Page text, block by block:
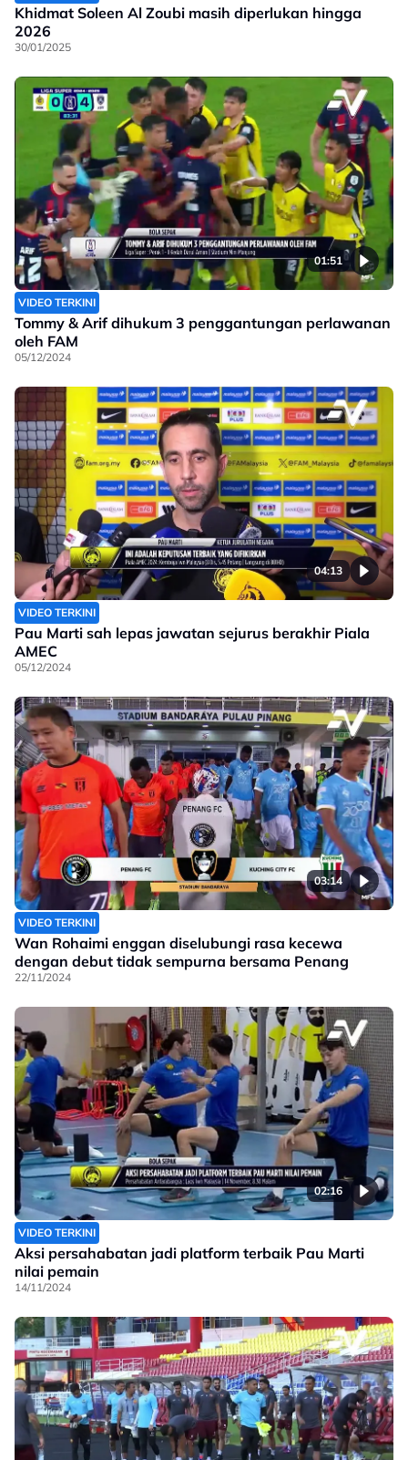
Khidmat Soleen Al Zoubi masih diperlukan hingga
2026
30/01/2025
01:51
VIDEO TERKINI
Tommy & Arif dihukum 3 penggantungan perlawanan
oleh FAM
05/12/2024
04:13
VIDEO TERKINI
Pau Marti sah lepas jawatan sejurus berakhir Piala
AMEC
05/12/2024
03:14
VIDEO TERKINI
Wan Rohaimi enggan diselubungi rasa kecewa
dengan debut tidak sempurna bersama Penang
22/11/2024
02:16
VIDEO TERKINI
Aksi persahabatan jadi platform terbaik Pau Marti
nilai pemain
14/11/2024